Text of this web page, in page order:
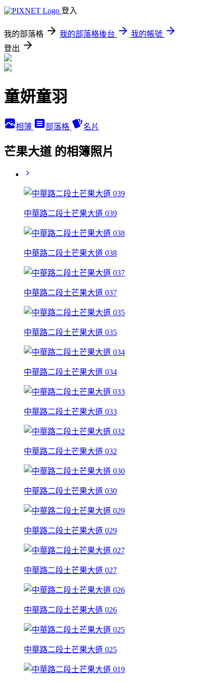
登入
我的部落格 我的部落格後台
我的帳號
登出
童妍童羽
相簿 部落格 名片
芒果大道 的相簿照片
中華路二段土芒果大道 039
中華路二段土芒果大道 038
中華路二段土芒果大道 037
中華路二段土芒果大道 035
中華路二段土芒果大道 034
中華路二段土芒果大道 033
中華路二段土芒果大道 032
中華路二段土芒果大道 030
中華路二段土芒果大道 029
中華路二段土芒果大道 027
中華路二段土芒果大道 026
中華路二段土芒果大道 025